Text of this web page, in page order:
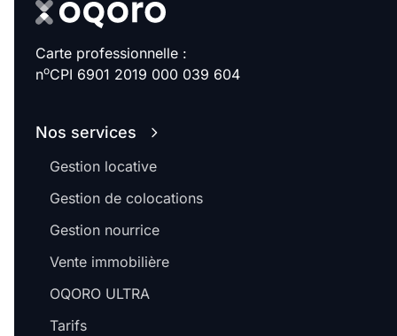
Carte professionnelle :
noCPI 6901 2019 000 039 604
Nos services
Gestion locative
Gestion de colocations
Gestion nourrice
Vente immobilière
OQORO ULTRA
Tarifs